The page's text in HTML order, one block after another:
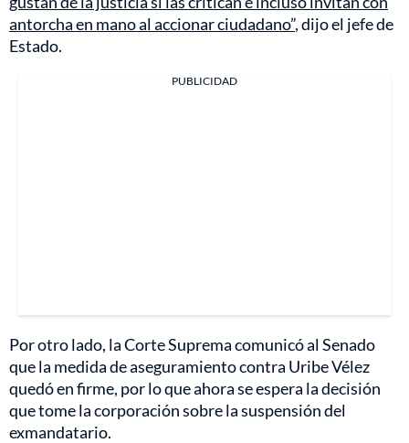
antorcha en mano al accionar ciudadano”, dijo el jefe de
Estado.
PUBLICIDAD
Por otro lado, la Corte Suprema comunicó al Senado
que la medida de aseguramiento contra Uribe Vélez
quedó en firme, por lo que ahora se espera la decisión
que tome la corporación sobre la suspensión del
exmandatario.